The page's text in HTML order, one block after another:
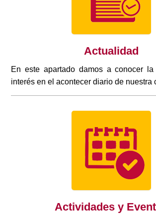
Actualidad
En este apartado damos a conocer la
interés en el acontecer diario de nuestra
Actividades y